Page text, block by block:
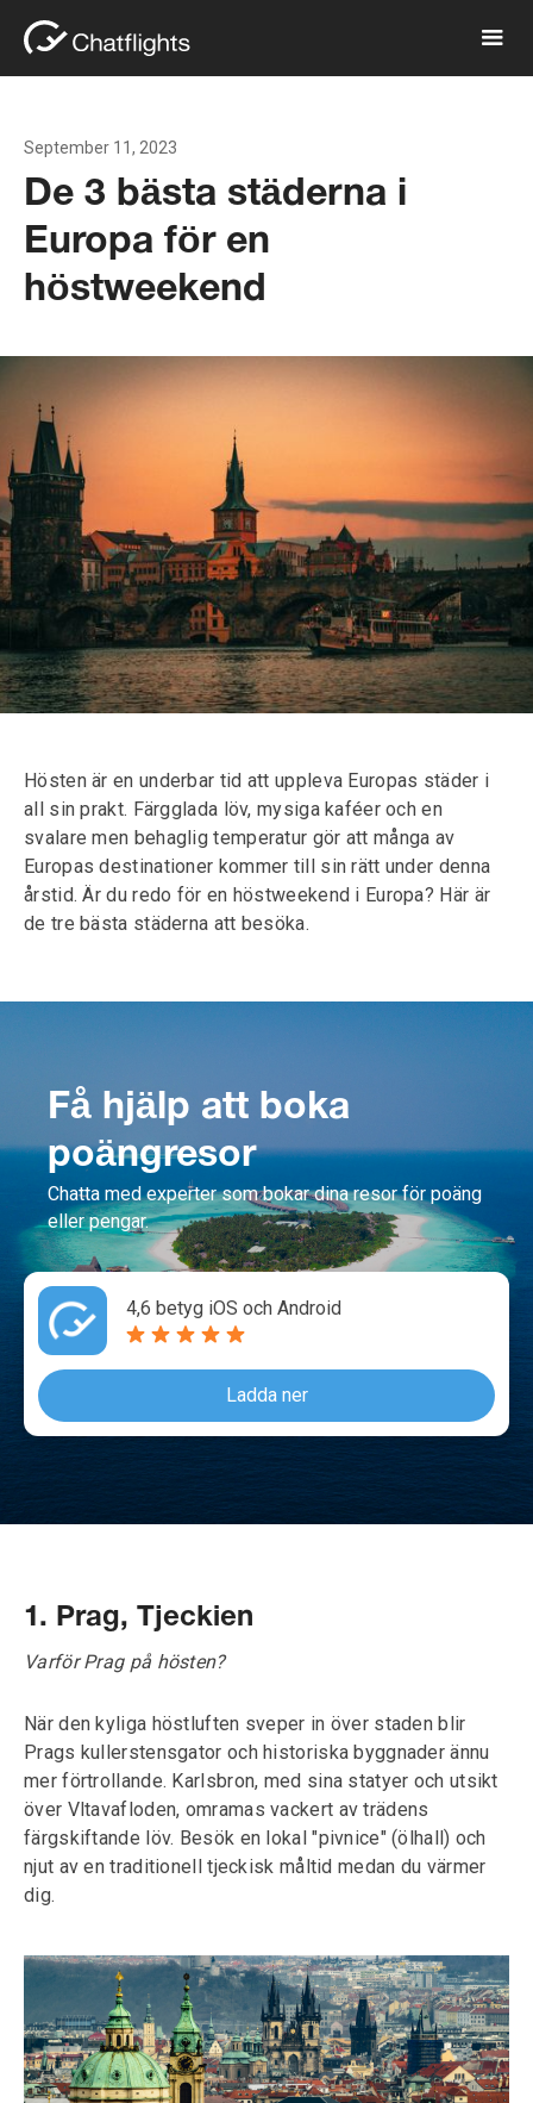
September 11, 2023
De 3 bästa städerna i
Europa för en
höstweekend
Hösten är en underbar tid att uppleva Europas städer i
all sin prakt. Färgglada löv, mysiga kaféer och en
svalare men behaglig temperatur gör att många av
Europas destinationer kommer till sin rätt under denna
årstid. Är du redo för en höstweekend i Europa? Här är
de tre bästa städerna att besöka.
Få hjälp att boka
poängresor
Chatta med experter som bokar dina resor för poäng
eller pengar.
4,6 betyg iOS och Android
Ladda ner
1. Prag, Tjeckien
Varför Prag på hösten?
När den kyliga höstluften sveper in över staden blir
Prags kullerstensgator och historiska byggnader ännu
mer förtrollande. Karlsbron, med sina statyer och utsikt
över Vltavafloden, omramas vackert av trädens
färgskiftande löv. Besök en lokal "pivnice" (ölhall) och
njut av en traditionell tjeckisk måltid medan du värmer
dig.